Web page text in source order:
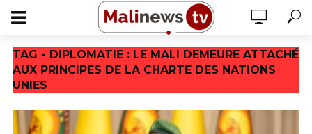
TAG - DIPLOMATIE : LE MALI DEMEURE ATTACHÉ
AUX PRINCIPES DE LA CHARTE DES NATIONS
UNIES